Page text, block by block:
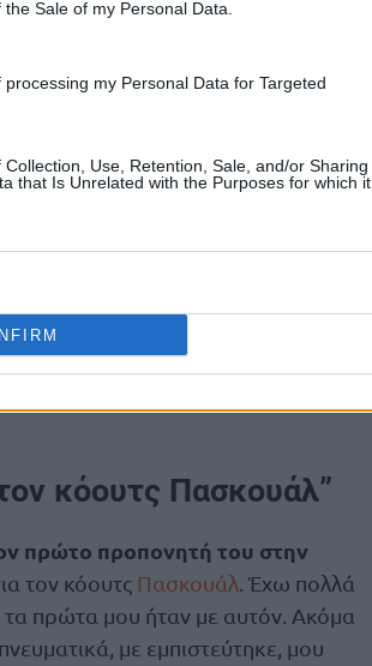
Sale of my Personal Data.
my Personal Data for Targeted
Use, Retention, Sale, and/or Sharing
that Is Unrelated with the Purposes for which it
ότι έχουμε τις δυνατότητες,
να παίξω για πρώτη φορά στην
τρομερή σεζόν, ξέραμε ότι θα
πολύ καλή άμυνα, μπήκαμε
χάσαμε την διαφορά, αλλά
Συγχαρητήρια σε όλους,
κόουτς Πασκουάλ”
πρώτο προπονητή του στην
τον κόουτς Πασκουάλ . Έχω πολλά
πρώτα μου ήταν με αυτόν. Ακόμα
με εμπιστεύτηκε, μου